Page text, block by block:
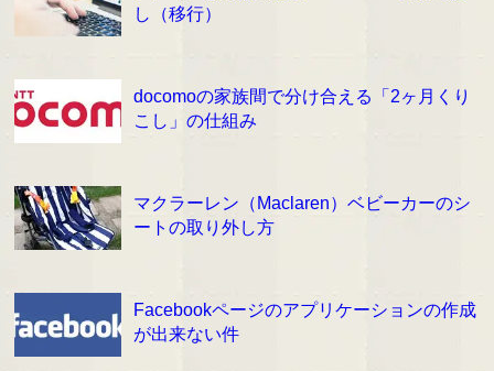
し（移行）
docomoの家族間で分け合える「2ヶ月くり
こし」の仕組み
マクラーレン（Maclaren）ベビーカーのシ
ートの取り外し方
Facebookページのアプリケーションの作成
が出来ない件